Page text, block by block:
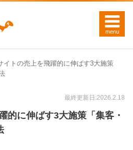
イトの売上を飛躍的に伸ばす3大施策
最終更新日:2026.2.18
的に伸ばす3大施策「集客・